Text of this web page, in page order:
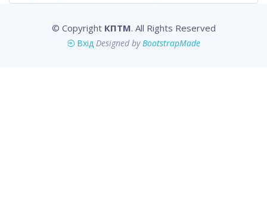
© Copyright КПТМ. All Rights Reserved
Вхід Designed byBootstrapMade